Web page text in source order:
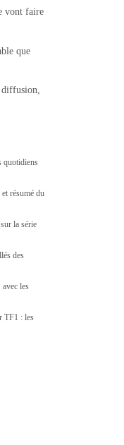
vont faire
que
diffusion,
quotidiens
résumé du
la série
des
avec les
TF1 : les